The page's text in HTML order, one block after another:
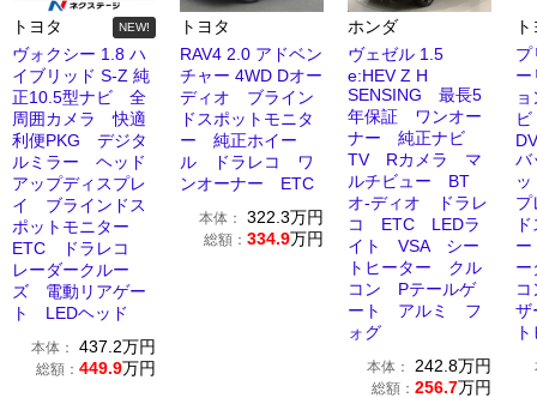
トヨタ NEW!
ヴォクシー 1.8 ハ
イブリッド S-Z 純
正10.5型ナビ 全
周囲カメラ 快適
利便PKG デジタ
ルミラー ヘッド
アップディスプレ
イ ブラインドス
ポットモニター
ETC ドラレコ
レーダークルー
ズ 電動リアゲー
ト LEDヘッド
本体： 437.2万円
総額： 449.9万円
トヨタ
RAV4 2.0 アドベン
チャー 4WD Dオー
ディオ ブライン
ドスポットモニタ
ー 純正ホイー
ル ドラレコ ワ
ンオーナー ETC
本体： 322.3万円
総額： 334.9万円
ホンダ
ヴェゼル 1.5
e:HEV Z H
SENSING 最長5
年保証 ワンオー
ナー 純正ナビ
TV Rカメラ マ
ルチビュー BT
オ-ディオ ドラレ
コ ETC LEDラ
イト VSA シー
トヒーター クル
コン Pテールゲ
ート アルミ フ
ォグ
本体： 242.8万円
総額： 256.7万円
プ
ー
バ
ザ